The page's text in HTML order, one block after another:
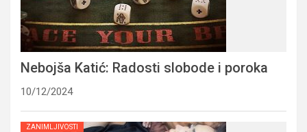
Nebojša Katić: Radosti slobode i poroka
10/12/2024
ZANIMLJIVOSTI